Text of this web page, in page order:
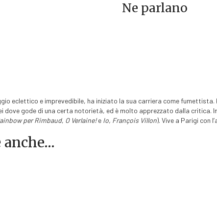
Ne parlano
eclettico e imprevedibile, ha iniziato la sua carriera come
gode di una certa notorietà, ed è molto apprezzato dalla critica.
per Rimbaud, O Verlaine!e Io, François Villon). Vive a Parigi con
anche…